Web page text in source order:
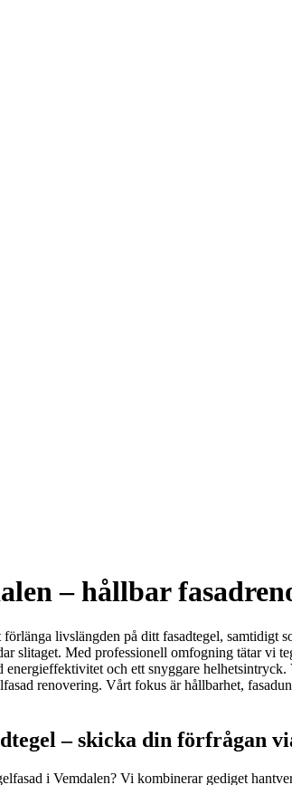
– hållbar
livslängden på ditt fasadtegel,
slitaget. Med professionell omfogning tätar
energieffektivitet och ett snyggare
renovering. Vårt fokus är hållbarhet,
– skicka din förfrågan
i Vemdalen? Vi kombinerar gediget